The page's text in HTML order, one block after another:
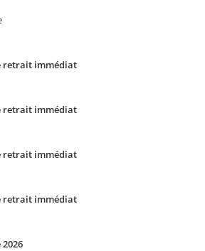
retrait immédiat
retrait immédiat
retrait immédiat
retrait immédiat